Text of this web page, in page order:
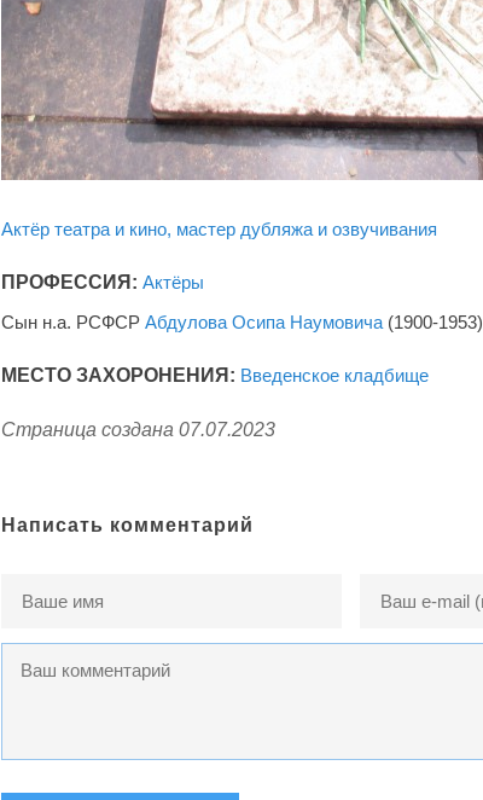
Актёр театра и кино, мастер дубляжа и озвучивания
ПРОФЕССИЯ: Актёры
Сын н.а. РСФСР Абдулова Осипа Наумовича(1900-1953)
МЕСТО ЗАХОРОНЕНИЯ: Введенское кладбище
Страница создана 07.07.2023
Написать комментарий